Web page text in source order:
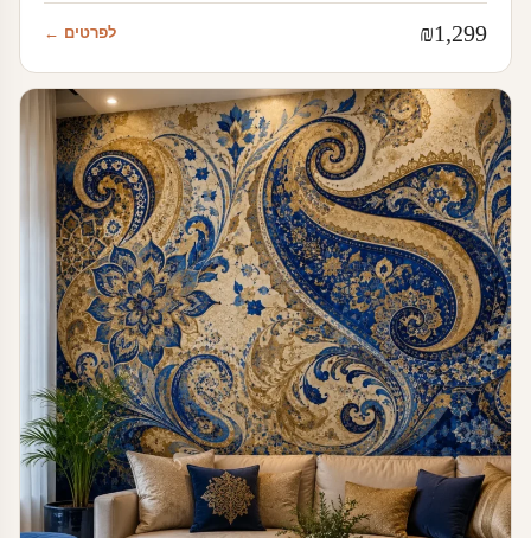
₪1,299 לפרטים ←